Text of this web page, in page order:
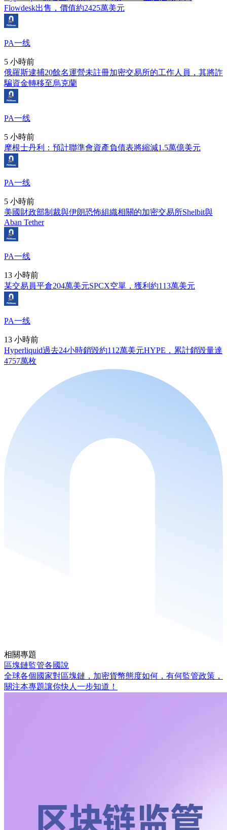
Flowdesk出售，價值約2425萬美元
PA一线
5 小時前
俄羅斯逮捕20餘名運營未註冊加密交易所的工作人員，其將詐
騙資金轉移至烏克蘭
PA一线
5 小時前
摩根士丹利：預計聯準會資產負債表將縮減1.5萬億美元
PA一线
5 小時前
美國財政部制裁與伊朗恐怖組織相關的加密交易所Shelbit與
Aban Tether
PA一线
13 小時前
某交易員平倉204萬美元SPCX空單，獲利約113萬美元
PA一线
13 小時前
Hyperliquid過去24小時銷毀約112萬美元HYPE，累計銷毀量達
4757萬枚
相關專題
區塊鏈監管各國說
全球各個國家對區塊鏈，加密貨幣態度如何，有何監管政策，
關注本專題讓你快人一步知道！